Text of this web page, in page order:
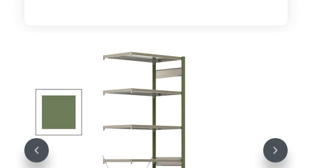
Previous Next